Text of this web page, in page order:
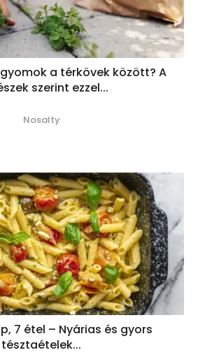
a térkövek között? A
szerint ezzel...
Nosalty
7 étel – Nyárias és gyors
tésztaételek...